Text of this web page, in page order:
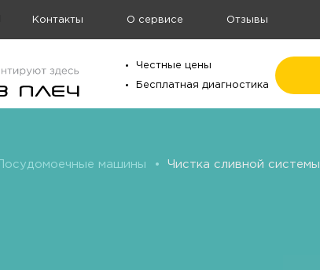
Контакты О сервисе Отзывы
Честные цены
Бесплатная диагностика
Посудомоечные машины • Чистка сливной системы